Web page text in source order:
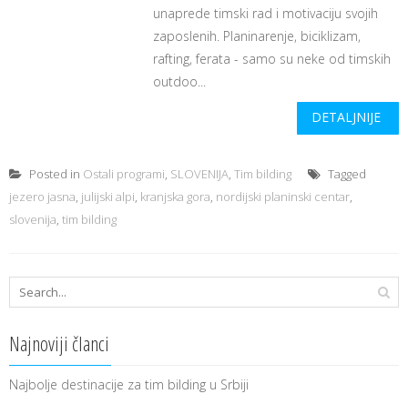
unaprede timski rad i motivaciju svojih
zaposlenih. Planinarenje, biciklizam,
rafting, ferata - samo su neke od timskih
outdoo...
DETALJNIJE
Posted in Ostali programi, SLOVENIJA, Tim bilding
Tagged
jezero jasna, julijski alpi, kranjska gora, nordijski planinski centar,
slovenija, tim bilding
Najnoviji članci
Najbolje destinacije za tim bilding u Srbiji